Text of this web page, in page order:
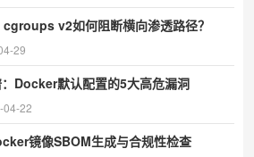
v2如何阻断横向渗透路径？
29
Docker默认配置的5大高危漏洞
04-22
镜像SBOM生成与合规性检查